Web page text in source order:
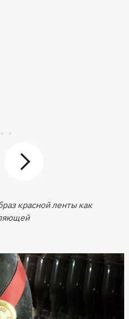
красной ленты как